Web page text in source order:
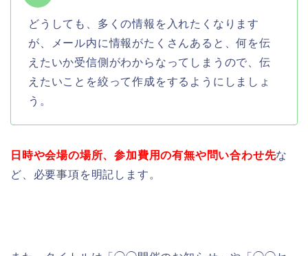
どうしても、多くの情報を入れたくなります
が、メール内に情報がたくさんあると、何を伝
えたいか受信側がわからなってしまうので、伝
えたいことを絞って作成をするようにしましょ
う。
日時や会場の場所、参加費用の有無や問い合わせ先な
ど、必要事項を明記します。